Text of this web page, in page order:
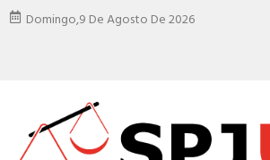
Domingo,9 De Agosto De 2026